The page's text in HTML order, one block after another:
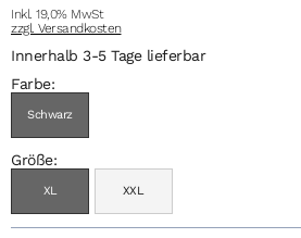
Inkl. 19,0% MwSt
zzgl. Versandkosten
Innerhalb 3-5 Tage lieferbar
Farbe:
Schwarz
Größe:
XL XXL